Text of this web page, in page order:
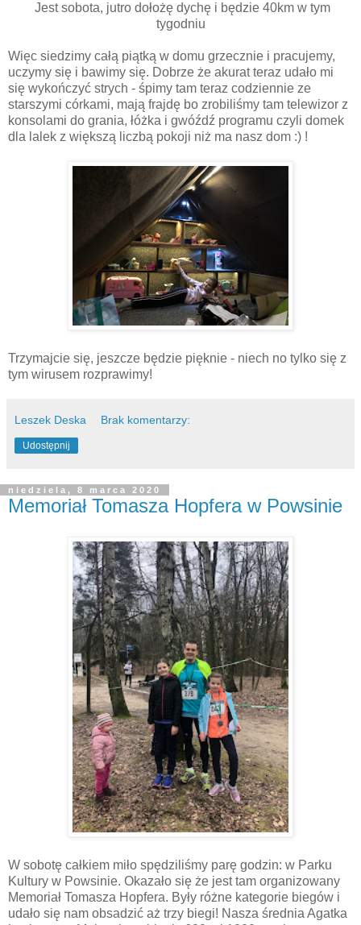
Jest sobota, jutro dołożę dychę i będzie 40km w tym
tygodniu
Więc siedzimy całą piątką w domu grzecznie i pracujemy,
uczymy się i bawimy się. Dobrze że akurat teraz udało mi
się wykończyć strych - śpimy tam teraz codziennie ze
starszymi córkami, mają frajdę bo zrobiliśmy tam telewizor z
konsolami do grania, łóżka i gwóźdź programu czyli domek
dla lalek z większą liczbą pokoji niż ma nasz dom :) !
Trzymajcie się, jeszcze będzie pięknie - niech no tylko się z
tym wirusem rozprawimy!
Leszek Deska Brak komentarzy:
Udostępnij
niedziela, 8 marca 2020
Memoriał Tomasza Hopfera w Powsinie
W sobotę całkiem miło spędziliśmy parę godzin: w Parku
Kultury w Powsinie. Okazało się że jest tam organizowany
Memoriał Tomasza Hopfera. Były różne kategorie biegów i
udało się nam obsadzić aż trzy biegi! Nasza średnia Agatka